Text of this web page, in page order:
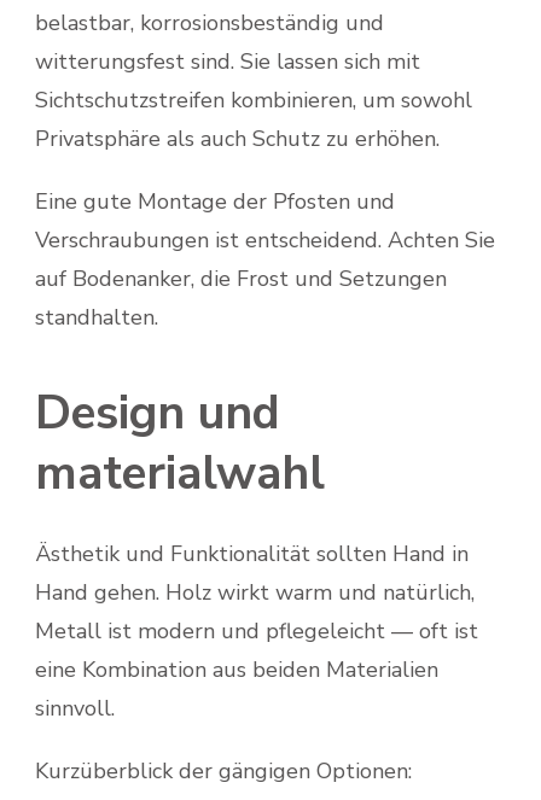
belastbar, korrosionsbeständig und
witterungsfest sind. Sie lassen sich mit
Sichtschutzstreifen kombinieren, um sowohl
Privatsphäre als auch Schutz zu erhöhen.
Eine gute Montage der Pfosten und
Verschraubungen ist entscheidend. Achten Sie
auf Bodenanker, die Frost und Setzungen
standhalten.
Design und
materialwahl
Ästhetik und Funktionalität sollten Hand in
Hand gehen. Holz wirkt warm und natürlich,
Metall ist modern und pflegeleicht — oft ist
eine Kombination aus beiden Materialien
sinnvoll.
Kurzüberblick der gängigen Optionen: